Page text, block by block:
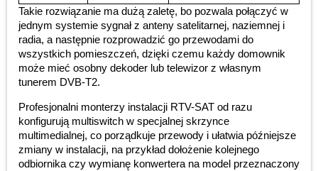
Takie rozwiązanie ma dużą zaletę, bo pozwala połączyć w
jednym systemie sygnał z anteny satelitarnej, naziemnej i
radia, a następnie rozprowadzić go przewodami do
wszystkich pomieszczeń, dzięki czemu każdy domownik
może mieć osobny dekoder lub telewizor z własnym
tunerem DVB-T2.
Profesjonalni monterzy instalacji RTV-SAT od razu
konfigurują multiswitch w specjalnej skrzynce
multimedialnej, co porządkuje przewody i ułatwia późniejsze
zmiany w instalacji, na przykład dołożenie kolejnego
odbiornika czy wymianę konwertera na model przeznaczony